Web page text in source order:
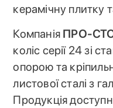
керамічну плитку
Компанія ПРО-
коліс серії 24 зі
опорою та
листової сталі з
Продукція